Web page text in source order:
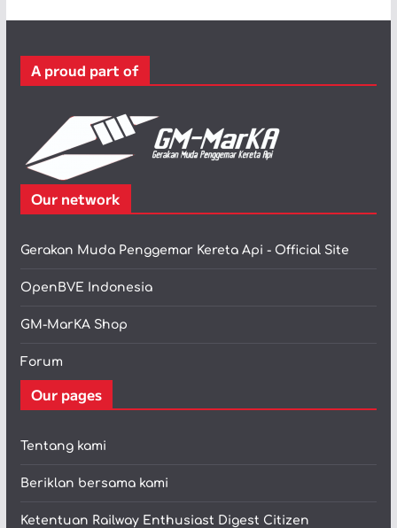
r
A proud part of
Our network
Gerakan Muda Penggemar Kereta Api - Official Site
OpenBVE Indonesia
GM-MarKA Shop
Forum
Our pages
Tentang kami
Beriklan bersama kami
Ketentuan Railway Enthusiast Digest Citizen